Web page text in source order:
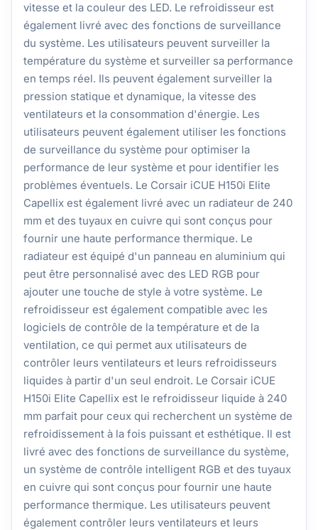
vitesse et la couleur des LED. Le refroidisseur est
également livré avec des fonctions de surveillance
du système. Les utilisateurs peuvent surveiller la
température du système et surveiller sa performance
en temps réel. Ils peuvent également surveiller la
pression statique et dynamique, la vitesse des
ventilateurs et la consommation d'énergie. Les
utilisateurs peuvent également utiliser les fonctions
de surveillance du système pour optimiser la
performance de leur système et pour identifier les
problèmes éventuels. Le Corsair iCUE H150i Elite
Capellix est également livré avec un radiateur de 240
mm et des tuyaux en cuivre qui sont conçus pour
fournir une haute performance thermique. Le
radiateur est équipé d'un panneau en aluminium qui
peut être personnalisé avec des LED RGB pour
ajouter une touche de style à votre système. Le
refroidisseur est également compatible avec les
logiciels de contrôle de la température et de la
ventilation, ce qui permet aux utilisateurs de
contrôler leurs ventilateurs et leurs refroidisseurs
liquides à partir d'un seul endroit. Le Corsair iCUE
H150i Elite Capellix est le refroidisseur liquide à 240
mm parfait pour ceux qui recherchent un système de
refroidissement à la fois puissant et esthétique. Il est
livré avec des fonctions de surveillance du système,
un système de contrôle intelligent RGB et des tuyaux
en cuivre qui sont conçus pour fournir une haute
performance thermique. Les utilisateurs peuvent
également contrôler leurs ventilateurs et leurs